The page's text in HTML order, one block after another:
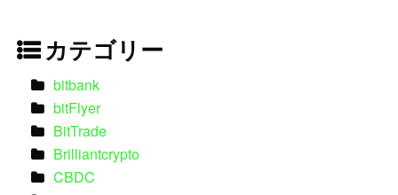
カテゴリー
bitbank
bitFlyer
BitTrade
Brilliantcrypto
CBDC